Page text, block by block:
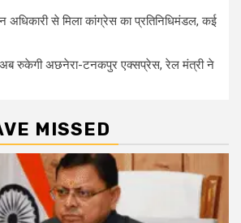
अधिकारी से मिला कांग्रेस का प्रतिनिधिमंडल, कई
रुकेगी अछनेरा-टनकपुर एक्सप्रेस, रेल मंत्री ने
MISSED